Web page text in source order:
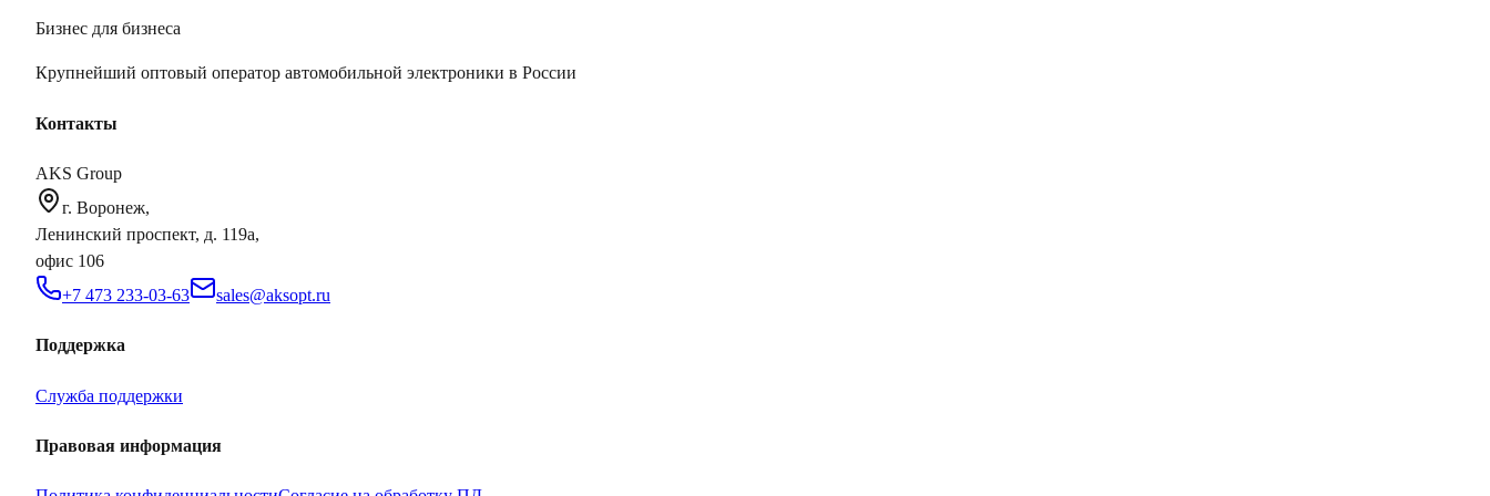
Бизнес для бизнеса
Крупнейший оптовый оператор автомобильной электроники в России
Контакты
AKS Group
г. Воронеж,
Ленинский проспект, д. 119а,
офис 106
+7 473 233-03-63
sales@aksopt.ru
Поддержка
Служба поддержки
Правовая информация